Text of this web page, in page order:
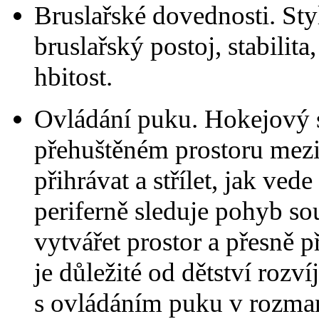
Bruslařské dovednosti.
bruslařský postoj,
hbitost.
Ovládání puku. Hokejový
přehuštěném prostoru
přihrávat a střílet, jak
periferně sleduje pohyb
vytvářet prostor a přesně
je důležité od dětství
s ovládáním puku v